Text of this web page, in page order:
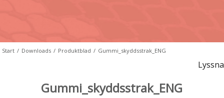
Start / Downloads / Produktblad / Gummi_skyddsstrak_ENG
Lyssna
Gummi_skyddsstrak_ENG